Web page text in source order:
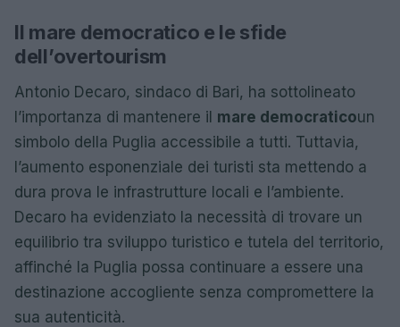
Il mare democratico e le sfide
dell’overtourism
Antonio Decaro, sindaco di Bari, ha sottolineato
l’importanza di mantenere il mare democraticoun
simbolo della Puglia accessibile a tutti. Tuttavia,
l’aumento esponenziale dei turisti sta mettendo a
dura prova le infrastrutture locali e l’ambiente.
Decaro ha evidenziato la necessità di trovare un
equilibrio tra sviluppo turistico e tutela del territorio,
affinché la Puglia possa continuare a essere una
destinazione accogliente senza compromettere la
sua autenticità.